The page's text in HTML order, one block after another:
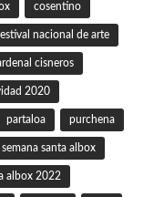
cosentino
nacional de arte
cisneros
2020
partaloa purchena
semana santa albox
albox 2022